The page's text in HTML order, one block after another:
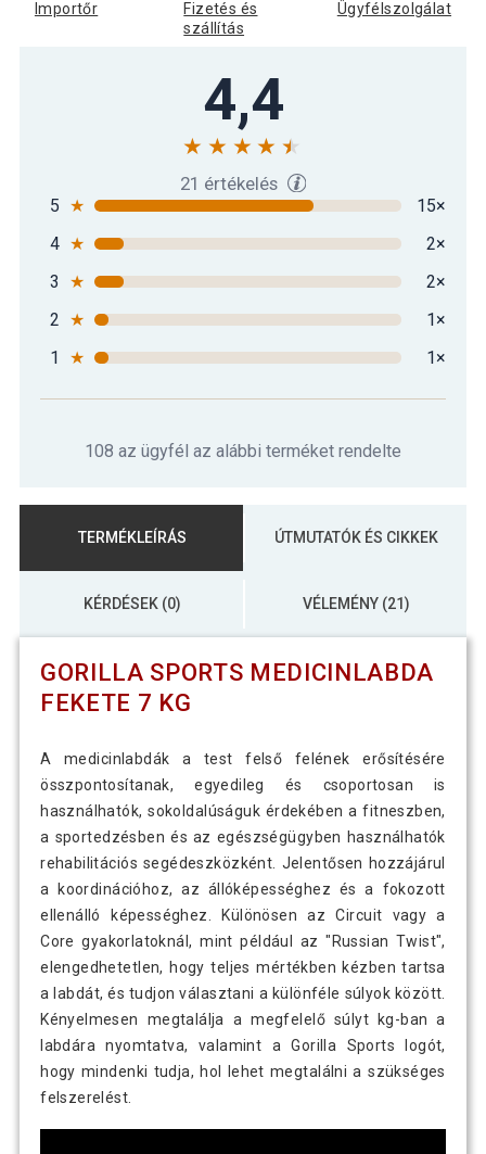
Gorilla Sports Medicinlabda fekete 8
Gorilla Sports Medicinlabda fekete 9
fekete 10 kg
szett 12 kg fekete
szett 15 kg Fekete
Gorilla Sports Műbőr medicinlabda
szett 55 kg fekete
140 890 Ft
Importőr
Fizetés és
szállítás
Ügyfélszolgálat
4,4
21 értékelés
5 ★
15×
4 ★
2×
3
★
2×
2 ★
1×
1
★ 1×
108 az ügyfél az alábbi terméket rendelte
TERMÉKLEÍRÁS ÚTMUTATÓK ÉS CIKKEK
KÉRDÉSEK (0) VÉLEMÉNY (21)
GORILLA SPORTS MEDICINLABDA
FEKETE 7 KG
A medicinlabdák a test felső felének erősítésére
összpontosítanak, egyedileg és csoportosan is
használhatók, sokoldalúságuk érdekében a fitneszben,
a sportedzésben és az egészségügyben használhatók
rehabilitációs segédeszközként. Jelentősen hozzájárul
a koordinációhoz, az állóképességhez és a fokozott
ellenálló képességhez. Különösen az Circuit vagy a
Core gyakorlatoknál, mint például az "Russian Twist",
elengedhetetlen, hogy teljes mértékben kézben tartsa
a labdát, és tudjon választani a különféle súlyok között.
Kényelmesen megtalálja a megfelelő súlyt kg-ban a
labdára nyomtatva, valamint a Gorilla Sports logót,
hogy mindenki tudja, hol lehet megtalálni a szükséges
felszerelést.